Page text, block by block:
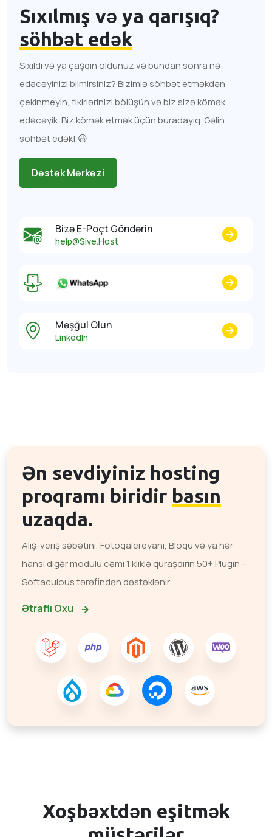
Sıxılmış və ya qarışıq?
söhbət edək
Sıxıldı və ya çaşqın oldunuz və bundan sonra nə
edəcəyinizi bilmirsiniz? Bizimlə söhbət etməkdən
çekinmeyin, fikirlərinizi bölüşün və biz sizə kömək
edəcəyik. Biz kömək etmək üçün buradayıq. Gəlin
söhbət edək! 😃
Dəstək Mərkəzi
Bizə E-Poçt Göndərin
help@Sive.Host
Məşğul Olun
LinkedIn
Ən sevdiyiniz hosting
proqramı biridir basın
uzaqda.
Alış-veriş səbətini, Fotoqalereyanı, Bloqu və ya hər
hansı digər modulu cəmi 1 kliklə quraşdırın 50+ Plugin -
Softaculous tərəfindən dəstəklənir
Ətraflı Oxu
Xoşbəxtdən eşitmək